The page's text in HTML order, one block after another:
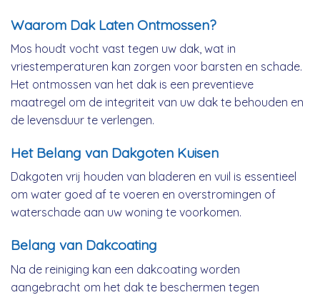
Waarom Dak Laten Ontmossen?
Mos houdt vocht vast tegen uw dak, wat in
vriestemperaturen kan zorgen voor barsten en schade.
Het ontmossen van het dak is een preventieve
maatregel om de integriteit van uw dak te behouden en
de levensduur te verlengen.
Het Belang van Dakgoten Kuisen
Dakgoten vrij houden van bladeren en vuil is essentieel
om water goed af te voeren en overstromingen of
waterschade aan uw woning te voorkomen.
Belang van Dakcoating
Na de reiniging kan een dakcoating worden
aangebracht om het dak te beschermen tegen